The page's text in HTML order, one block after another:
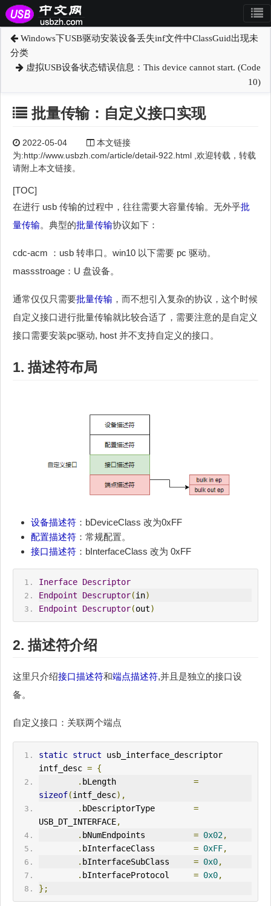
Windows下USB驱动安装设备丢失inf文件中ClassGuid出现未
分类
虚拟USB设备状态错误信息：This device cannot start. (Code
10)
批量传输：自定义接口实现
2022-05-04
本文链接
为:http://www.usbzh.com/article/detail-922.html ,欢迎转载，转载
请附上本文链接。
[TOC]
在进行 usb 传输的过程中，往往需要大容量传输。无外乎批
量传输。典型的批量传输协议如下：
cdc-acm ：usb 转串口。win10 以下需要 pc 驱动。
massstroage：U 盘设备。
通常仅仅只需要批量传输 ，而不想引入复杂的协议，这个时候
自定义接口进行批量传输就比较合适了，需要注意的是自定义
接口需要安装pc驱动, host 并不支持自定义的接口。
1. 描述符布局
设备描述符 ：bDeviceClass 改为0xFF
配置描述符 ：常规配置。
接口描述符 ：bInterfaceClass 改为 0xFF
Inerface Descriptor
Endpoint
Descruptor(in)
Endpoint
Descruptor(out)
2. 描述符介绍
这里只介绍接口描述符和端点描述符,并且是独立的接口设
备。
自定义接口：关联两个端点
static struct usb_interface_descriptor
intf_desc = {
. bLength =
sizeof(intf_desc),
. bDescriptorType =
USB_DT_ INTERFACE,
. bNumEndpoints = 0x02,
. bInterfaceClass = 0xFF,
. bInterfaceSubClass = 0x0,
. bInterfaceProtocol = 0x0,
};